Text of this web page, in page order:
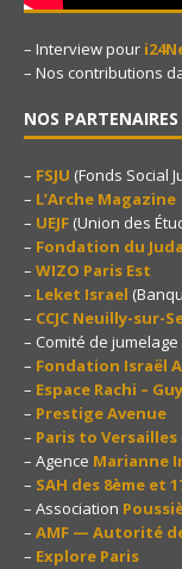
– Interview pour
– Nos contributions
NOS PARTENAIRES
– FSJU (Fonds Social
– L’Arche Magazine
– UEJF (Union des
– Fondation du
– WIZO Paris Est
– Leket Israel
– CCJC Neuilly-sur-
– Comité de jumelage
– Fondation Israël
– Espace Rachi –
– Prestige Avenue
– Paris to Versailles
– Agence Marianne
– SAH des 8ème et
– Association
– AMF — Autorité
– Explore Paris